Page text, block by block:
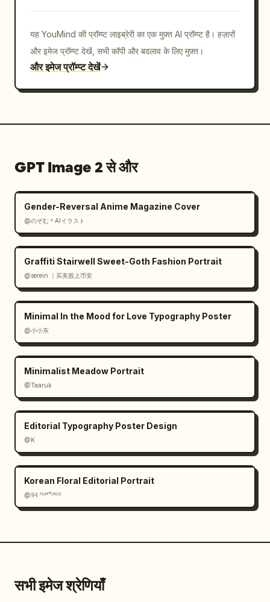
यह YouMind की प्रॉम्प्ट लाइब्रेरी का एक मुफ़्त AI प्रॉम्प्ट है। हज़ारों
और इमेज प्रॉम्प्ट देखें, सभी कॉपी और बदलाव के लिए मुफ़्त।
और इमेज प्रॉम्प्ट देखें
GPT Image 2 से और
Gender-Reversal Anime Magazine Cover
@のぞむ＊AIイラスト
Graffiti Stairwell Sweet-Goth Fashion Portrait
@serein ｜买美股上币安
Minimal In the Mood for Love Typography Poster
@小小东
Minimalist Meadow Portrait
@Taaruk
Editorial Typography Poster Design
@K
Korean Floral Editorial Portrait
@𝟡𝟜 ᴾᴸᴬʸᶠᴼᴿᴳᴱ
सभी इमेज श्रेणियाँ